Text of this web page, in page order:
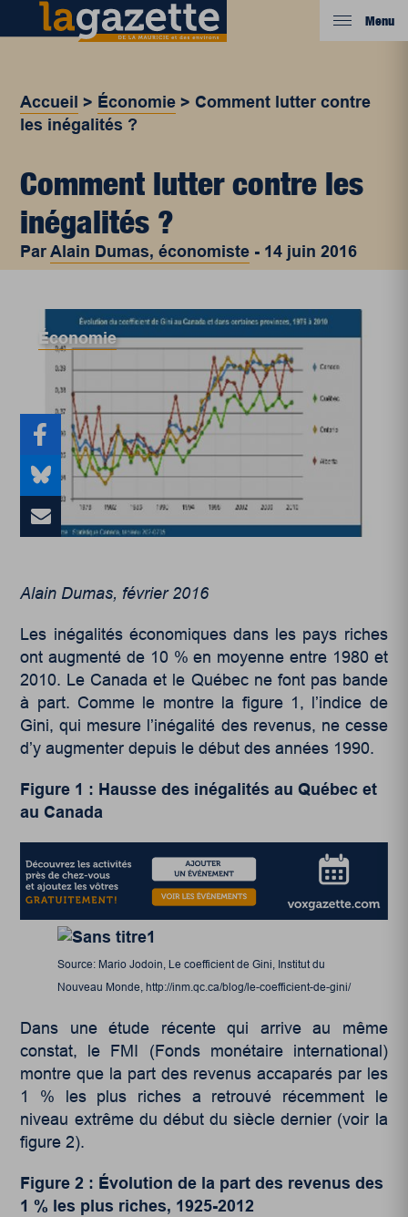
Menu
Accueil > Économie > Comment lutter contre
les inégalités ?
Comment lutter contre les
inégalités ?
ParAlain Dumas, économiste - 14 juin 2016
Économie
Alain Dumas, février 2016
Les inégalités économiques dans les pays riches
ont augmenté de 10 % en moyenne entre 1980 et
2010. Le Canada et le Québec ne font pas bande
à part. Comme le montre la figure 1, l’indice de
Gini, qui mesure l’inégalité des revenus, ne cesse
d’y augmenter depuis le début des années 1990.
Figure 1 : Hausse des inégalités au Québec et
au Canada
Source: Mario Jodoin, Le coefficient de Gini, Institut du
Nouveau Monde, http://inm.qc.ca/blog/le-coefficient-de-gini/
Dans une étude récente qui arrive au même
constat, le FMI (Fonds monétaire international)
montre que la part des revenus accaparés par les
1 % les plus riches a retrouvé récemment le
niveau extrême du début du siècle dernier (voir la
figure 2).
Figure 2 : Évolution de la part des revenus des
1 % les plus riches, 1925-2012